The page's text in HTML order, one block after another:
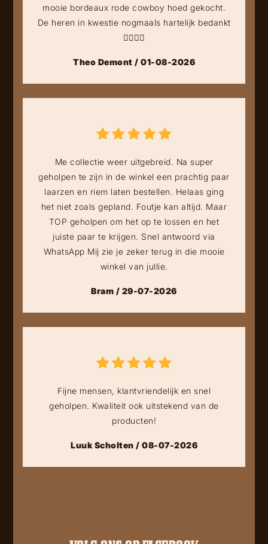
mooie bordeaux rode cowboy hoed gekocht.
De heren in kwestie nogmaals hartelijk bedankt
👍🏻👍🏻
Theo Demont / 01-08-2026
Me collectie weer uitgebreid. Na super
geholpen te zijn in de winkel een prachtig paar
laarzen en riem laten bestellen. Helaas ging
het niet zoals gepland. Foutje kan altijd. Maar
TOP geholpen om het op te lossen en het
juiste paar te krijgen. Snel antwoord via
WhatsApp Mij zie je zeker terug in die mooie
winkel van jullie.
Bram / 29-07-2026
Fijne mensen, klantvriendelijk en snel
geholpen. Kwaliteit ook uitstekend van de
producten!
Luuk Scholten / 08-07-2026